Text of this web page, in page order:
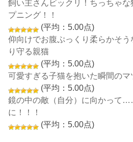
飼い主さんビックリ！ちっちゃ
プニング！！
(平均：5.00点)
仰向けでお腹ぷっくり柔らかそ
り守る親猫
(平均：5.00点)
可愛すぎる子猫を抱いた瞬間のマ
(平均：5.00点)
鏡の中の敵（自分）に向かって
に！！！
(平均：5.00点)